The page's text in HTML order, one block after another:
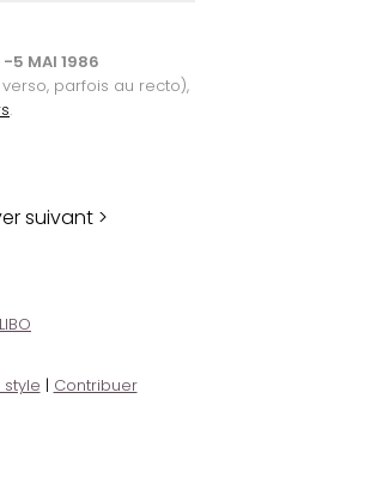
-5 MAI 1986
parfois au recto),
.
suivant >
style | Contribuer